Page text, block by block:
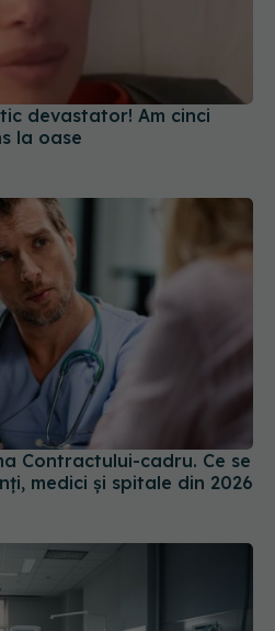
devastator! Am cinci
la oase
Contractului-cadru. Ce se
medici și spitale din 2026